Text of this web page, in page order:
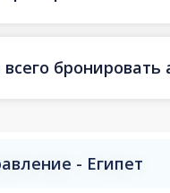
- Египет